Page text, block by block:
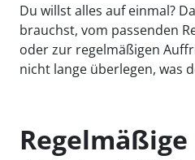
Du willst alles auf einmal?
brauchst, vom passenden
oder zur regelmäßigen
nicht lange überlegen, was